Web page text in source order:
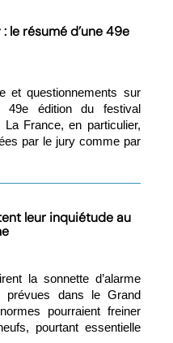
120 000€ part en fourrière.
le résumé d’une 49e
et questionnements sur
49e édition du festival
France, en particulier,
par le jury comme par
leur inquiétude au
la sonnette d’alarme
prévues dans le Grand
pourraient freiner
pourtant essentielle